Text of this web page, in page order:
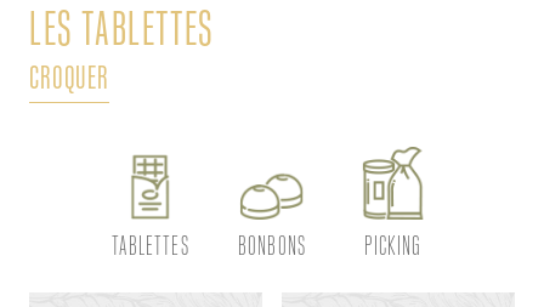
LES TABLETTES
CROQUER
TABLETTES BONBONS PICKING